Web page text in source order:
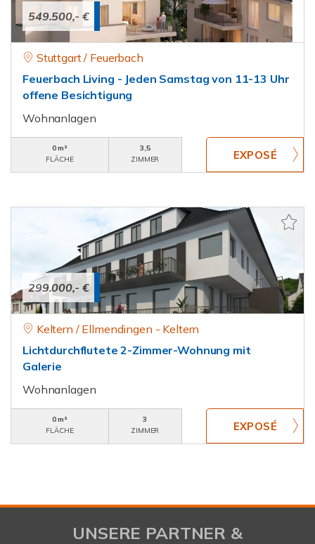
549.500,- €
Stuttgart / Feuerbach
Feuerbach Living - Jeden Samstag von 11-13 Uhr
offene Besichtigung
Wohnanlagen
0 m²
FLÄCHE
3,5
ZIMMER
299.000,- €
Keltern / Ellmendingen - Keltern
Lichtdurchflutete 2-Zimmer-Wohnung mit
Galerie
Wohnanlagen
0 m²
FLÄCHE
3
ZIMMER
UNSERE PARTNER &